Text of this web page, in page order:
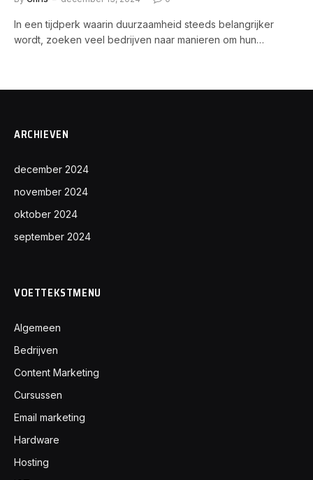
In een tijdperk waarin duurzaamheid steeds belangrijker
wordt, zoeken veel bedrijven naar manieren om hun…
ARCHIEVEN
december 2024
november 2024
oktober 2024
september 2024
VOETTEKSTMENU
Algemeen
Bedrijven
Content Marketing
Cursussen
Email marketing
Hardware
Hosting